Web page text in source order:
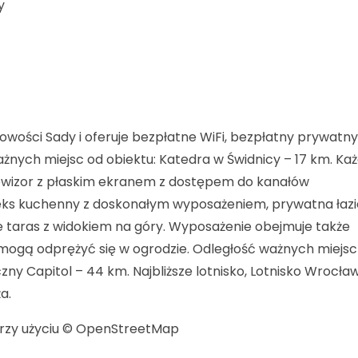
Sady i oferuje bezpłatne WiFi, bezpłatny prywatny
miejsc od obiektu: Katedra w Świdnicy – 17 km.
z płaskim ekranem z dostępem do kanałów
kuchenny z doskonałym wyposażeniem, prywatna
taras z widokiem na góry. Wyposażenie obejmuje także
odprężyć się w ogrodzie. Odległość ważnych
Capitol – 44 km. Najbliższe lotnisko, Lotnisko
użyciu © OpenStreetMap